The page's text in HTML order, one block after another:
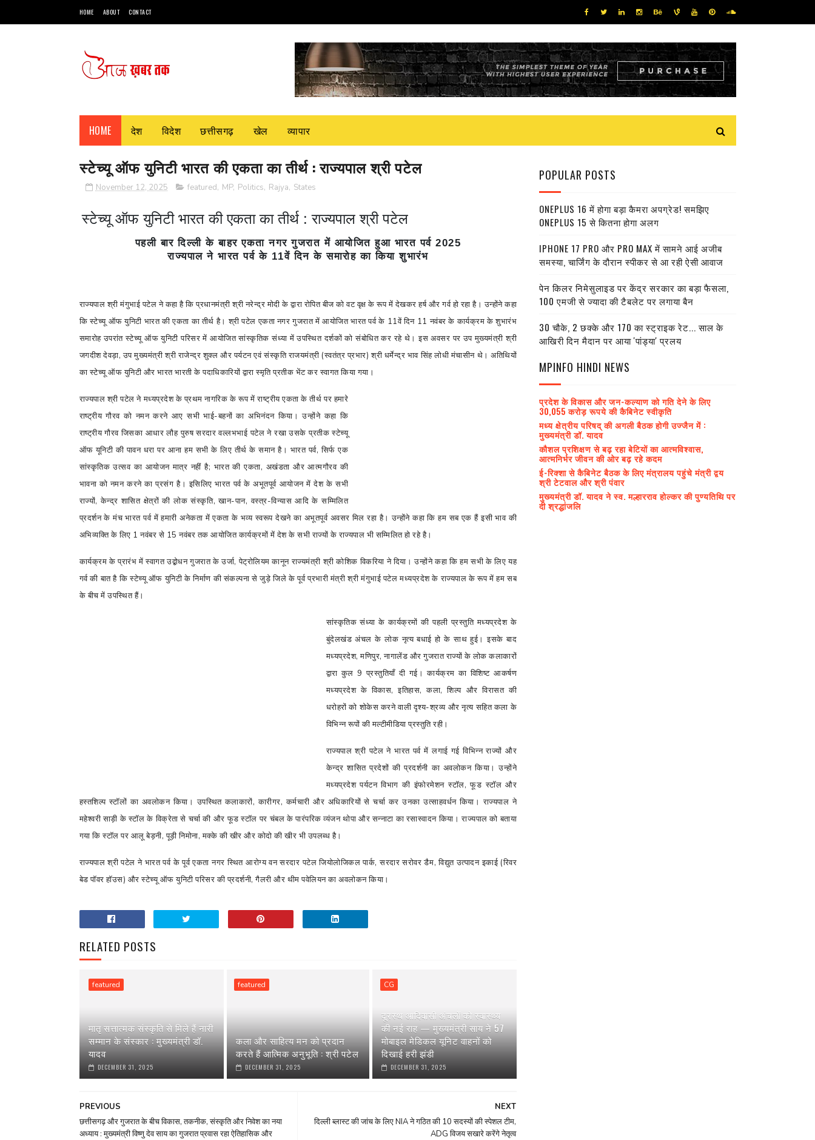
HOME ABOUT CONTACT
HOME देश विदेश छत्तीसगढ़ खेल व्यापार
स्टेच्यू ऑफ युनिटी भारत की एकता का तीर्थ : राज्यपाल श्री पटेल
November 12, 2025 featured, MP, Politics, Rajya, States
स्टेच्यू ऑफ युनिटी भारत की एकता का तीर्थ : राज्यपाल श्री पटेल
पहली बार दिल्ली के बाहर एकता नगर गुजरात में आयोजित हुआ भारत पर्व 2025
राज्यपाल ने भारत पर्व के 11वें दिन के समारोह का किया शुभारंभ
राज्यपाल श्री मंगुभाई पटेल ने कहा है कि प्रधानमंत्री श्री नरेन्द्र मोदी के द्वारा रोपित बीज को वट वृक्ष के रूप में देखकर हर्ष और गर्व हो रहा है। उन्होंने कहा
कि स्टेच्यू ऑफ युनिटी भारत की एकता का तीर्थ है। श्री पटेल एकता नगर गुजरात में आयोजित भारत पर्व के 11वें दिन 11 नवंबर के कार्यक्रम के शुभारंभ
समारोह उपरांत स्टेच्यू ऑफ युनिटी परिसर में आयोजित सांस्कृतिक संध्या में उपस्थित दर्शकों को संबोधित कर रहे थे। इस अवसर पर उप मुख्यमंत्री श्री
जगदीश देवड़ा,उप मुख्यमंत्री श्री राजेन्द्र शुक्ल और पर्यटन एवं संस्कृति राजयमंत्री (स्वतंत्र प्रभार) श्री धर्मेन्द्र भाव सिंह लोधी मंचासीन थे। अतिथियों
का स्टेच्यू ऑफ युनिटी और भारत भारती के पदाधिकारियों द्वारा स्मृति प्रतीक भेंट कर स्वागत किया गया।
राज्यपाल श्री पटेल ने मध्यप्रदेश के प्रथम नागरिक के रूप में राष्ट्रीय एकता के तीर्थ पर हमारे
राष्ट्रीय गौरव को नमन करने आए सभी भाई-बहनों का अभिनंदन किया। उन्होंने कहा कि
राष्ट्रीय गौरव जिसका आधार लौह पुरुष सरदार वल्लभभाई पटेल ने रखा उसके प्रतीक स्टेच्यू
ऑफ यूनिटी की पावन धरा पर आना हम सभी के लिए तीर्थ के समान है। भारत पर्व,सिर्फ एक
सांस्कृतिक उत्सव का आयोजन मात्र नहीं है; भारत की एकता, अखंडता और आत्मगौरव की
भावना को नमन करने का प्रसंग है। इसिलिए भारत पर्व के अभूतपूर्व आयोजन में देश के सभी
राज्यों,केन्द्र शासित क्षेत्रों की लोक संस्कृति,खान-पान,वस्त्र-विन्यास आदि के सम्मिलित
प्रदर्शन के मंच भारत पर्व में हमारी अनेकता में एकता के भव्य स्वरूप देखने का अभूतपूर्व अवसर मिल रहा है। उन्होंने कहा कि हम सब एक हैं इसी भाव की
अभिव्यक्ति के लिए 1 नवंबर से 15 नवंबर तक आयोजित कार्यक्रमों में देश के सभी राज्यों के राज्यपाल भी सम्मिलित हो रहे है।
कार्यक्रम के प्रारंभ में स्वागत उद्बोधन गुजरात के उर्जा,पेट्रोलियम कानून राज्यमंत्री श्री कोशिक विकरिया ने दिया। उन्होंने कहा कि हम सभी के लिए यह
गर्व की बात है कि स्टेच्यू ऑफ युनिटी के निर्माण की संकल्पना से जुड़े जिले के पूर्व प्रभारी मंत्री श्री मंगुभाई पटेल मध्यप्रदेश के राज्यपाल के रूप में हम सब
के बीच में उपस्थित हैं।
सांस्कृतिक संध्या के कार्यक्रमों की पहली प्रस्तुति मध्यप्रदेश के
बुंदेलखंड अंचल के लोक नृत्य बधाई हो के साथ हुई। इसके बाद
मध्यप्रदेश,मणिपुर,नागालेंड और गुजरात राज्यों के लोक कलाकारों
द्वारा कुल 9 प्रस्तुतियाँ दी गई। कार्यक्रम का विशिष्ट आकर्षण
मध्यप्रदेश के विकास,इतिहास,कला,शिल्प और विरासत की
धरोहरों को शोकेस करने वाली दृश्य-श्रव्य और नृत्य सहित कला के
विभिन्न रूपों की मल्टीमीडिया प्रस्तुति रही।
राज्यपाल श्री पटेल ने भारत पर्व में लगाई गई विभिन्न राज्यों और
केन्द्र शासित प्रदेशों की प्रदर्शनी का अवलोकन किया। उन्होंने
मध्यप्रदेश पर्यटन विभाग की इंफोरमेशन स्टॉल,फूड स्टॉल और
हस्तशिल्प स्टॉलों का अवलोकन किया। उपस्थित कलाकारों,कारीगर,कर्मचारी और अधिकारियों से चर्चा कर उनका उत्साहवर्धन किया। राज्यपाल ने
महेश्वरी साड़ी के स्टॉल के विक्रेता से चर्चा की और फूड स्टॉल पर चंबल के पारंपरिक व्यंजन थोपा और सन्नाटा का रसास्वादन किया। राज्यपाल को बताया
गया कि स्टॉल पर आलू बेड़नी,पूड़ी निमोना,मक्के की खीर और कोदो की खीर भी उपलब्ध है।
राज्यपाल श्री पटेल ने भारत पर्व के पूर्व एकता नगर स्थित आरोग्य वन सरदार पटेल जियोलोजिकल पार्क,सरदार सरोवर डैम,विद्युत उत्पादन इकाई (रिवर
बेड पॉवर हॉउस) और स्टेच्यू ऑफ युनिटी परिसर की प्रदर्शनी,गैलरी और थीम पवेलियन का अवलोकन किया।
RELATED POSTS
featured
मातृ सत्तात्मक संस्कृति से मिले हैं नारी
सम्मान के संस्कार : मुख्यमंत्री डॉ.
यादव
DECEMBER 31, 2025
featured
कला और साहित्य मन को प्रदान
करते हैं आत्मिक अनुभूति : श्री पटेल
DECEMBER 31, 2025
CG
दूरस्थ आदिवासी अंचलों को स्वास्थ्य
की नई राह — मुख्यमंत्री साय ने 57
मोबाइल मेडिकल यूनिट वाहनों को
दिखाई हरी झंडी
DECEMBER 31, 2025
NEXT
दिल्ली ब्लास्ट की जांच के लिए NIA ने गठित की 10 सदस्यों की स्पेशल टीम,
ADG विजय सखारे करेंगे नेतृत्व
PREVIOUS
छत्तीसगढ़ और गुजरात के बीच विकास, तकनीक, संस्कृति और निवेश का नया
अध्याय : मुख्यमंत्री विष्णु देव साय का गुजरात प्रवास रहा ऐतिहासिक और
POPULAR POSTS
ONEPLUS 16 में होगा बड़ा कैमरा अपग्रेड! समझिए
ONEPLUS 15 से कितना होगा अलग
IPHONE 17 PRO और PRO MAX में सामने आई अजीब
समस्या, चार्जिंग के दौरान स्पीकर से आ रही ऐसी आवाज
पेन किलर निमेसुलाइड पर केंद्र सरकार का बड़ा फैसला,
100 एमजी से ज्यादा की टैबलेट पर लगाया बैन
30 चौके, 2 छक्के और 170 का स्ट्राइक रेट... साल के
आखिरी दिन मैदान पर आया 'पांड्या' प्रलय
MPINFO HINDI NEWS
प्रदेश के विकास और जन-कल्याण को गति देने के लिए
30,055 करोड़ रूपये की कैबिनेट स्वीकृति
मध्य क्षेत्रीय परिषद् की अगली बैठक होगी उज्जैन में :
मुख्यमंत्री डॉ. यादव
कौशल प्रशिक्षण से बढ़ रहा बेटियों का आत्मविश्वास,
आत्मनिर्भर जीवन की ओर बढ़ रहे कदम
ई-रिक्शा से कैबिनेट बैठक के लिए मंत्रालय पहुंचे मंत्री द्वय
श्री टेटवाल और श्री पंवार
मुख्यमंत्री डॉ. यादव ने स्व. मल्हारराव होल्कर की पुण्यतिथि पर
दी श्रद्धांजलि